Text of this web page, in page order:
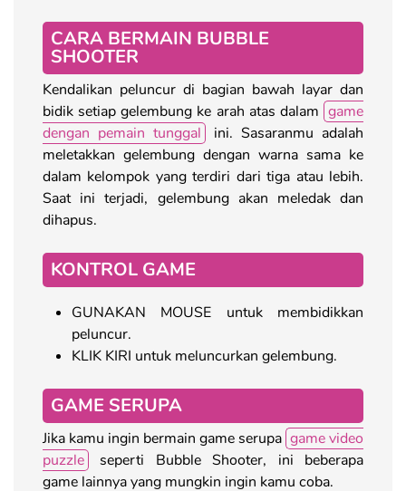
CARA BERMAIN BUBBLE
SHOOTER
Kendalikan peluncur di bagian bawah layar dan
bidik setiap gelembung ke arah atas dalam game
dengan pemain tunggal
ini. Sasaranmu adalah
meletakkan gelembung dengan warna sama ke
dalam kelompok yang terdiri dari tiga atau lebih.
Saat ini terjadi, gelembung akan meledak dan
dihapus.
KONTROL GAME
GUNAKAN MOUSE untuk membidikkan
peluncur.
KLIK KIRI untuk meluncurkan gelembung.
GAME SERUPA
Jika kamu ingin bermain game serupa game video
puzzle
seperti Bubble Shooter, ini beberapa
game lainnya yang mungkin ingin kamu coba.